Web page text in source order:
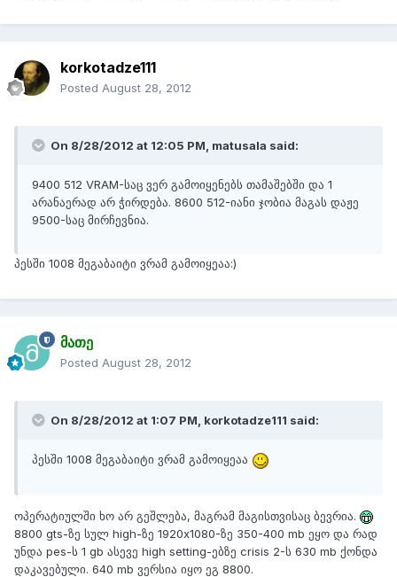
korkotadze111
Posted August 28, 2012
On 8/28/2012 at 12:05 PM, matusala said:
9400 512 VRAM-საც ვერ გამოიყენებს თამაშებში და 1
არანაერად არ ჭირდება. 8600 512-იანი ჯობია მაგას დაჟე
9500-საც მირჩევნია.
პესში 1008 მეგაბაიტი ვრამ გამოიყეაა:)
მათე
Posted August 28, 2012
On 8/28/2012 at 1:07 PM, korkotadze111 said:
პესში 1008 მეგაბაიტი ვრამ გამოიყეაა
ოპერატიულში ხო არ გეშლება, მაგრამ მაგისთვისაც ბევრია.
8800 gts-ზე სულ high-ზე 1920x1080-ზე 350-400 mb ეყო და რად
უნდა pes-ს 1 gb ასევე high setting-ებზე crisis 2-ს 630 mb ქონდა
დაკავებული. 640 mb ვერსია იყო ეგ 8800.